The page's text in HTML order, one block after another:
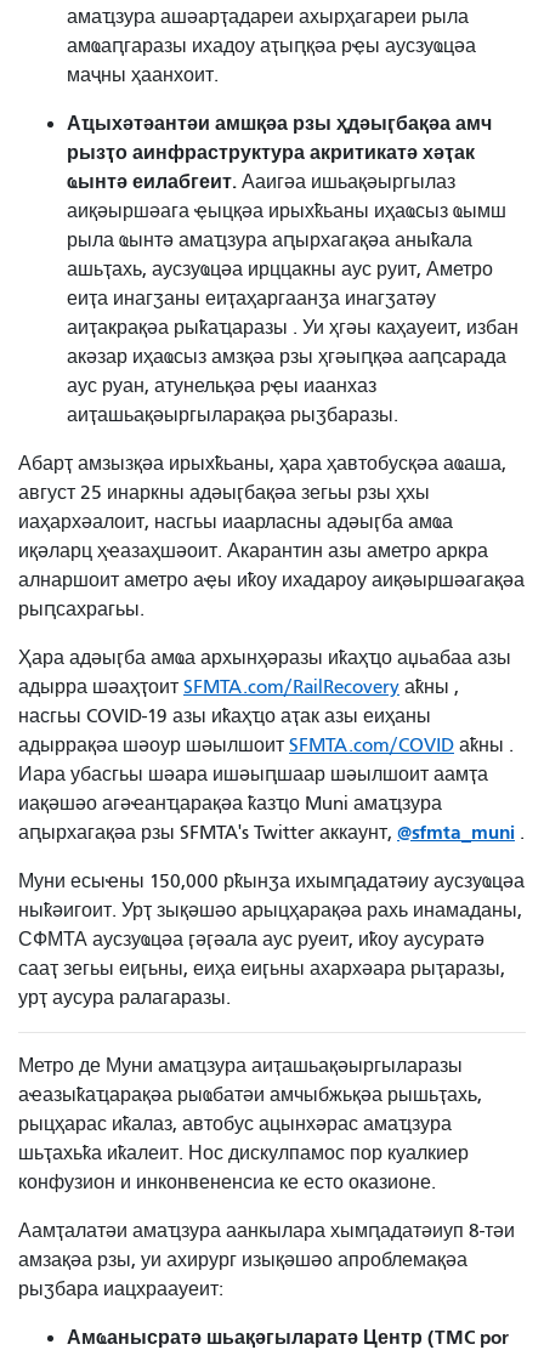
амаҵзура ашәарҭадареи ахырҳагареи рыла
амҩаԥгаразы ихадоу аҭыԥқәа рҿы аусзуҩцәа
маҷны ҳаанхоит.
Аҵыхәтәантәи амшқәа рзы ҳдәыӷбақәа амч
рызҭо аинфраструктура акритикатә хәҭак
ҩынтә еилабгеит. Ааигәа ишьақәыргылаз
аиқәыршәага ҿыцқәа ирыхҟьаны иҳаҩсыз ҩымш
рыла ҩынтә амаҵзура аԥырхагақәа аныҟала
ашьҭахь, аусзуҩцәа ирццакны аус руит, Аметро
еиҭа инагӡаны еиҭаҳаргаанӡа инагӡатәу
аиҭакрақәа рыҟаҵаразы . Уи ҳгәы каҳауеит, избан
акәзар иҳаҩсыз амзқәа рзы ҳгәыԥқәа ааԥсарада
аус руан, атунельқәа рҿы иаанхаз
аиҭашьақәыргыларақәа рыӡбаразы.
Абарҭ амзызқәа ирыхҟьаны, ҳара ҳавтобусқәа аҩаша,
август 25 инаркны адәыӷбақәа зегьы рзы ҳхы
иаҳархәалоит, насгьы иаарласны адәыӷба амҩа
иқәларц ҳҽазаҳшәоит. Акарантин азы аметро аркра
алнаршоит аметро аҿы иҟоу ихадароу аиқәыршәагақәа
рыԥсахрагьы.
Ҳара адәыӷба амҩа архынҳәразы иҟаҳҵо аџьабаа азы
адырра шәаҳҭоит SFMTA.com/RailRecovery аҟны ,
насгьы COVID-19 азы иҟаҳҵо аҭак азы еиҳаны
адыррақәа шәоур шәылшоит SFMTA.com/COVID аҟны .
Иара убасгьы шәара ишәыԥшаар шәылшоит аамҭа
иақәшәо ​​агәҽанҵарақәа ҟазҵо Muni амаҵзура
аԥырхагақәа рзы SFMTA's Twitter аккаунт, @sfmta_muni .
Муни есыҽны 150,000 рҟынӡа ихымԥадатәиу аусзуҩцәа
ныҟәигоит. Урҭ зықәшәо ​​арыцҳарақәа рахь инамаданы,
СФМТА аусзуҩцәа ӷәӷәала аус руеит, иҟоу аусуратә
сааҭ зегьы еиӷьны, еиҳа еиӷьны ахархәара рыҭаразы,
урҭ аусура ралагаразы.
Метро де Муни амаҵзура аиҭашьақәыргыларазы
аҽазыҟаҵарақәа рыҩбатәи амчыбжьқәа рышьҭахь,
рыцҳарас иҟалаз, автобус ацынхәрас амаҵзура
шьҭахьҟа иҟалеит. Нос дискулпамос пор куалкиер
конфузион и инконвененсиа ке есто оказионе.
Аамҭалатәи амаҵзура аанкылара хымԥадатәиуп 8-тәи
амзақәа рзы, уи ахирург изықәшәо ​​апроблемақәа
рыӡбара иацхраауеит:
Амҩанысратә шьақәгыларатә Центр (TMC por